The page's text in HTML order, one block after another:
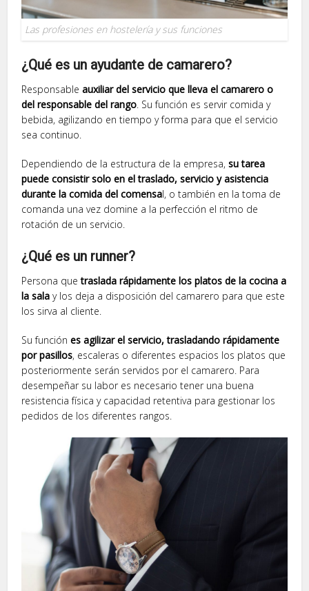
Las profesiones en hostelería y sus funciones
¿Qué es un ayudante de camarero?
Responsable auxiliar del servicio que lleva el camarero o
del responsable del rango . Su función es servir comida y
bebida, agilizando en tiempo y forma para que el servicio
sea continuo.
Dependiendo de la estructura de la empresa,su tarea
puede consistir solo en el traslado, servicio y asistencia
durante la comida del comensal, o también en la toma de
comanda una vez domine a la perfección el ritmo de
rotación de un servicio.
¿Qué es un runner?
Persona que traslada rápidamente los platos de la cocina a
la salay los deja a disposición del camarero para que este
los sirva al cliente.
Su funciónes agilizar el servicio, trasladando rápidamente
por pasillos, escaleras o diferentes espacios los platos que
posteriormente serán servidos por el camarero. Para
desempeñar su labor es necesario tener una buena
resistencia física y capacidad retentiva para gestionar los
pedidos de los diferentes rangos.